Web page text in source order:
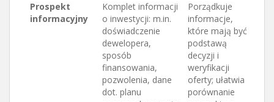
Prospekt
informacyjny
Komplet informacji
o inwestycji: m.in.
doświadczenie
dewelopera,
sposób
finansowania,
pozwolenia, dane
dot. planu
Porządkuje
informacje,
które mają być
podstawą
decyzji i
weryfikacji
oferty; ułatwia
porównanie